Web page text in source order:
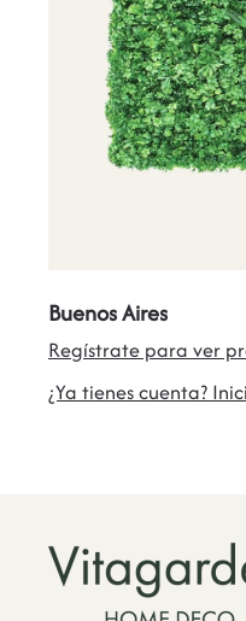
Buenos Aires
Regístrate para ver
¿Ya tienes cuenta?